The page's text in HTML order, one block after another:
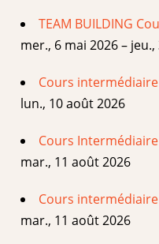
TEAM BUILDING
mer., 6 mai 2026 –
Cours intermédiaire
lun., 10 août 2026
Cours Intermédiaire
mar., 11 août 2026
Cours intermédiaire
mar., 11 août 2026